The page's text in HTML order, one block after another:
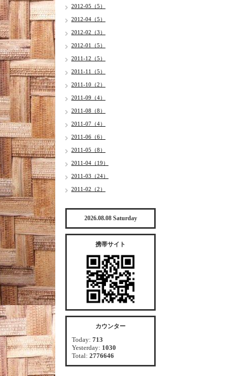
2012-05（5）
2012-04（5）
2012-02（3）
2012-01（5）
2011-12（5）
2011-11（5）
2011-10（2）
2011-09（4）
2011-08（8）
2011-07（4）
2011-06（6）
2011-05（8）
2011-04（19）
2011-03（24）
2011-02（2）
2026.08.08 Saturday
携帯サイト
カウンター
Today: 713
Yesterday: 1030
Total: 2776646